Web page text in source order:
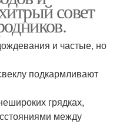
совет
и частые, но
подкармливают
грядках,
между